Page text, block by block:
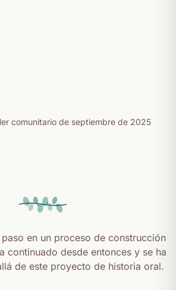
comunitario de septiembre de 2025
en un proceso de construcción
continuado desde entonces y se ha
de este proyecto de historia oral.